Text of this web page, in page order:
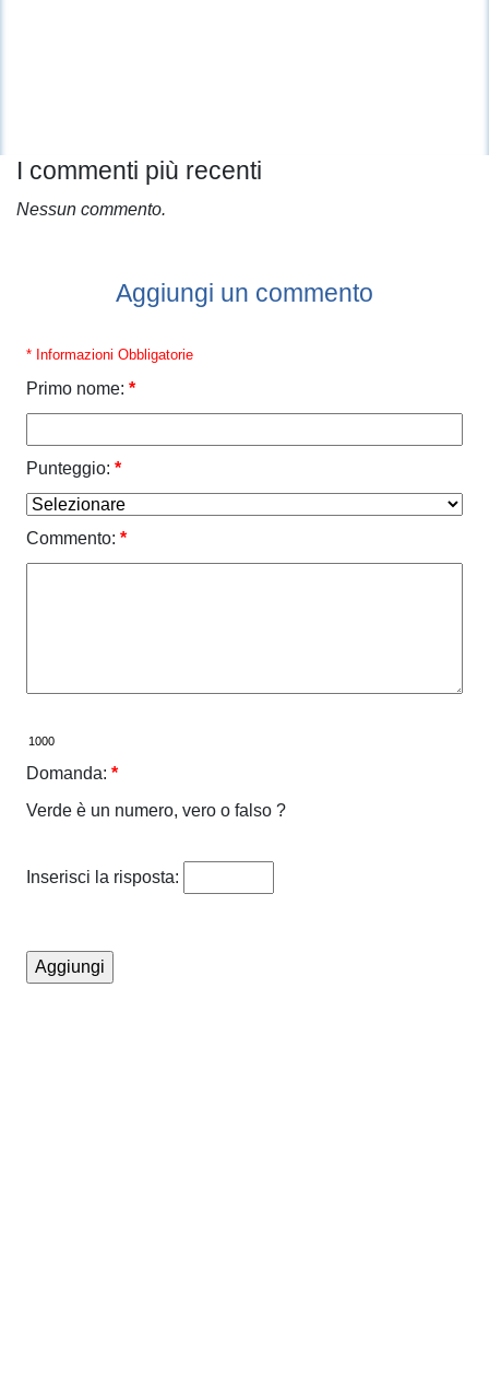
I commenti più recenti
Nessun commento.
Aggiungi un commento
* Informazioni Obbligatorie
Primo nome: *
Punteggio: *
Commento: *
Domanda: *
Verde è un numero, vero o falso ?
Inserisci la risposta: